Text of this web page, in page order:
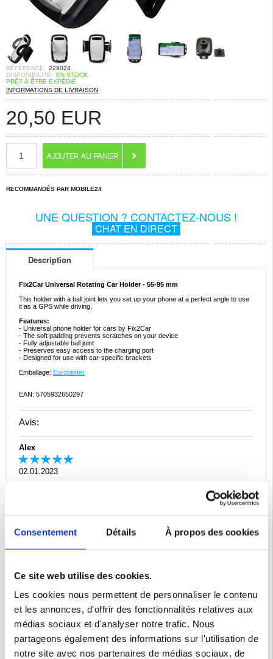
Consentement Détails À propos des cookies
Ce site web utilise des cookies.
Les cookies nous permettent de personnaliser le contenu
et les annonces, d'offrir des fonctionnalités relatives aux
médias sociaux et d'analyser notre trafic. Nous
partageons également des informations sur l'utilisation de
notre site avec nos partenaires de médias sociaux, de
RÉFÉRENCE: 229024
DISPONIBILITÉ: EN STOCK.
PRÊT À ÊTRE EXPÉDIÉ
INFORMATIONS DE LIVRAISON
20,50 EUR
RECOMMANDÉS PAR MOBILE24
UNE QUESTION ? CONTACTEZ-NOUS !
CHAT EN DIRECT
Description
Fix2Car Universal Rotating Car Holder - 55-95 mm
This holder with a ball joint lets you set up your phone at a perfect angle to use
it as a GPS while driving.
Features:
- Universal phone holder for cars by Fix2Car
- The soft padding prevents scratches on your device
- Fully adjustable ball joint
- Preserves easy access to the charging port
- Designed for use with car-specific brackets
Emballage: Euroblister
EAN: 5705932650297
Avis:
Alex
02.01.2023
Acheté pour remplacer un article similaire cassé, celui-ci semble
et la garniture sur le support légère mais suffisante. À confirmer
dans le temps !
Ophain-Bois-Seigneur-Isaac
30.08.2022
nOTRE vILLAGE
LE PRODUIT EST UTILISE DANS LES VEHICULESMEILLEUR
QUALITEPAS DE POINT FAIBLE JUSQUE LA